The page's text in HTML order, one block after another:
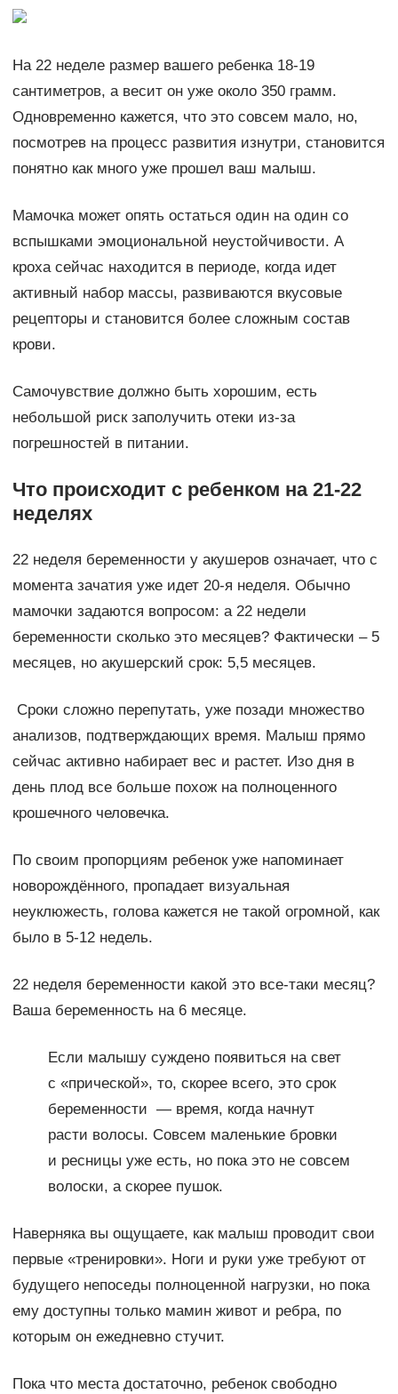
На 22 неделе размер вашего ребенка 18-19
сантиметров, а весит он уже около 350 грамм.
Одновременно кажется, что это совсем мало, но,
посмотрев на процесс развития изнутри, становится
понятно как много уже прошел ваш малыш.
Мамочка может опять остаться один на один со
вспышками эмоциональной неустойчивости. А
кроха сейчас находится в периоде, когда идет
активный набор массы, развиваются вкусовые
рецепторы и становится более сложным состав
крови.
Самочувствие должно быть хорошим, есть
небольшой риск заполучить отеки из-за
погрешностей в питании.
Что происходит с ребенком на 21-22
неделях
22 неделя беременности у акушеров означает, что с
момента зачатия уже идет 20-я неделя. Обычно
мамочки задаются вопросом: а 22 недели
беременности сколько это месяцев? Фактически – 5
месяцев, но акушерский срок: 5,5 месяцев.
Сроки сложно перепутать, уже позади множество
анализов, подтверждающих время. Малыш прямо
сейчас активно набирает вес и растет. Изо дня в
день плод все больше похож на полноценного
крошечного человечка.
По своим пропорциям ребенок уже напоминает
новорождённого, пропадает визуальная
неуклюжесть, голова кажется не такой огромной, как
было в 5-12 недель.
22 неделя беременности какой это все-таки месяц?
Ваша беременность на 6 месяце.
Если малышу суждено появиться на свет
с «прической», то, скорее всего, это срок
беременности — время, когда начнут
расти волосы. Совсем маленькие бровки
и ресницы уже есть, но пока это не совсем
волоски, а скорее пушок.
Наверняка вы ощущаете, как малыш проводит свои
первые «тренировки». Ноги и руки уже требуют от
будущего непоседы полноценной нагрузки, но пока
ему доступны только мамин живот и ребра, по
которым он ежедневно стучит.
Пока что места достаточно, ребенок свободно